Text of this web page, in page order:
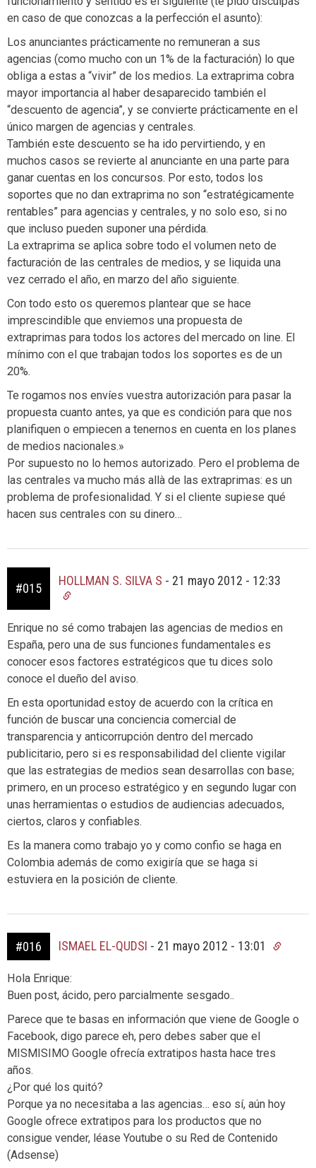
en caso de que conozcas a la perfección el asunto):
Los anunciantes prácticamente no remuneran a sus
agencias (como mucho con un 1% de la facturación) lo que
obliga a estas a “vivir” de los medios. La extraprima cobra
mayor importancia al haber desaparecido también el
“descuento de agencia”, y se convierte prácticamente en el
único margen de agencias y centrales.
También este descuento se ha ido pervirtiendo, y en
muchos casos se revierte al anunciante en una parte para
ganar cuentas en los concursos. Por esto, todos los
soportes que no dan extraprima no son “estratégicamente
rentables” para agencias y centrales, y no solo eso, si no
que incluso pueden suponer una pérdida.
La extraprima se aplica sobre todo el volumen neto de
facturación de las centrales de medios, y se liquida una
vez cerrado el año, en marzo del año siguiente.
Con todo esto os queremos plantear que se hace
imprescindible que enviemos una propuesta de
extraprimas para todos los actores del mercado on line. El
mínimo con el que trabajan todos los soportes es de un
20%.
Te rogamos nos envíes vuestra autorización para pasar la
propuesta cuanto antes, ya que es condición para que nos
planifiquen o empiecen a tenernos en cuenta en los planes
de medios nacionales.»
Por supuesto no lo hemos autorizado. Pero el problema de
las centrales va mucho más allà de las extraprimas: es un
problema de profesionalidad. Y si el cliente supiese qué
hacen sus centrales con su dinero…
#015
HOLLMAN S. SILVA S - 21 mayo 2012 - 12:33
Enrique no sé como trabajen las agencias de medios en
España, pero una de sus funciones fundamentales es
conocer esos factores estratégicos que tu dices solo
conoce el dueño del aviso.
En esta oportunidad estoy de acuerdo con la crítica en
función de buscar una conciencia comercial de
transparencia y anticorrupción dentro del mercado
publicitario, pero si es responsabilidad del cliente vigilar
que las estrategias de medios sean desarrollas con base;
primero, en un proceso estratégico y en segundo lugar con
unas herramientas o estudios de audiencias adecuados,
ciertos, claros y confiables.
Es la manera como trabajo yo y como confio se haga en
Colombia además de como exigiría que se haga si
estuviera en la posición de cliente.
#016 ISMAEL EL-QUDSI - 21 mayo 2012 - 13:01
Hola Enrique:
Buen post, ácido, pero parcialmente sesgado..
Parece que te basas en información que viene de Google o
Facebook, digo parece eh, pero debes saber que el
MISMISIMO Google ofrecía extratipos hasta hace tres
años.
¿Por qué los quitó?
Porque ya no necesitaba a las agencias… eso sí, aún hoy
Google ofrece extratipos para los productos que no
consigue vender, léase Youtube o su Red de Contenido
(Adsense)